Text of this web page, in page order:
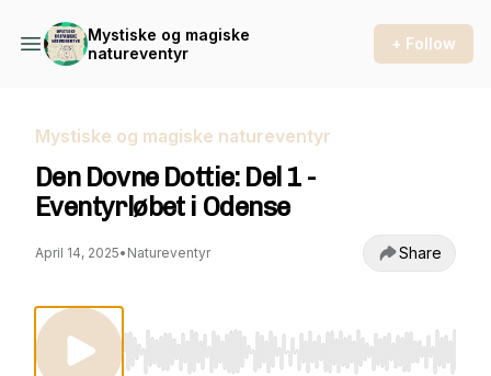
Mystiske og magiske
natureventyr
+ Follow
Mystiske og magiske natureventyr
Den Dovne Dottie: Del 1 -
Eventyrløbet i Odense
April 14, 2025• Natureventyr Share
Use Left/Right to seek, Home/End to jump